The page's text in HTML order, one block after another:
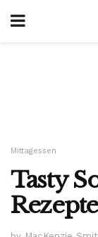
Mittagessen
Tasty
Rezepte